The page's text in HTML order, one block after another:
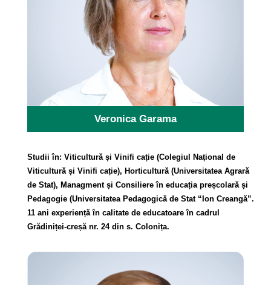
Veronica Garama
Studii în: Viticultură și Vinifi cație (Colegiul Național de
Viticultură și Vinifi cație), Horticultură (Universitatea Agrară
de Stat), Managment și Consiliere în educația preșcolară și
Pedagogie (Universitatea Pedagogică de Stat “Ion Creangă”.
11 ani experiență în calitate de educatoare în cadrul
Grădiniței-creșă nr. 24 din s. Colonița.